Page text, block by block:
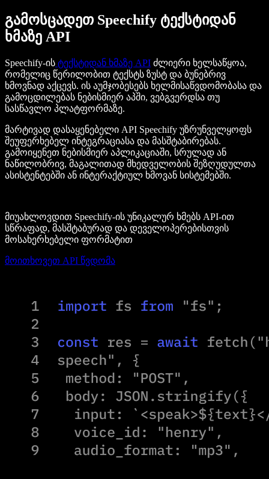
გამოსცადეთ Speechify ტექსტიდან
ხმაზე API
Speechify-ის ტექსტიდან ხმაზე API ძლიერი ხელსაწყოა,
რომელიც წერილობით ტექსტს ზუსტ და ბუნებრივ
ხმოვნად აქცევს. ის აუმჯობესებს ხელმისაწვდომობასა და
გამოცდილებას ნებისმიერ აპში, ვებგვერდსა თუ
სასწავლო პლატფორმაზე.
მარტივად დასაყენებელი API Speechify უზრუნველყოფს
შეუფერხებელ ინტეგრაციასა და მასშტაბირებას.
გამოიყენეთ ნებისმიერ აპლიკაციაში, სრულად ან
ნაწილობრივ, მაგალითად მხედველობის შეზღუდულთა
ასისტენტებში ან ინტერაქტიულ ხმოვან სისტემებში.
მიუახლოვდით Speechify-ის უნიკალურ ხმებს API-ით
სწრაფად, მასშტაბურად და დეველოპერებისთვის
მოსახერხებელი ფორმატით
მოითხოვეთ API წვდომა